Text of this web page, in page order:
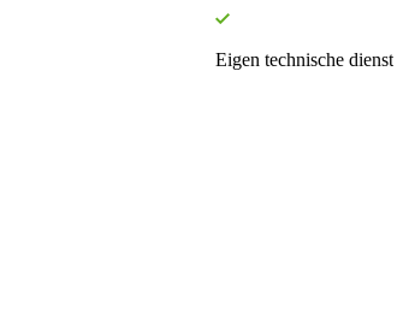
Eigen technische dienst